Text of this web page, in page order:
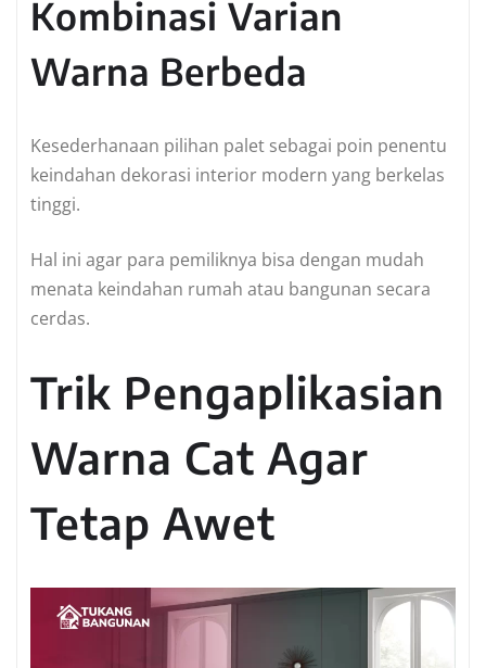
Kombinasi Varian
Warna Berbeda
Kesederhanaan pilihan palet sebagai poin penentu
keindahan dekorasi interior modern yang berkelas
tinggi.
Hal ini agar para pemiliknya bisa dengan mudah
menata keindahan rumah atau bangunan secara
cerdas.
Trik Pengaplikasian
Warna Cat Agar
Tetap Awet